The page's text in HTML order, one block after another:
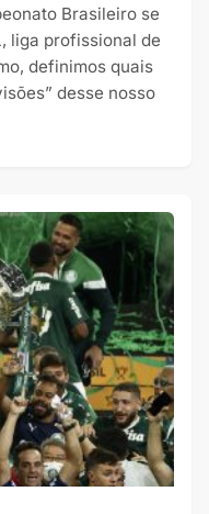
Brasileiro se
liga profissional de
definimos quais
desse nosso